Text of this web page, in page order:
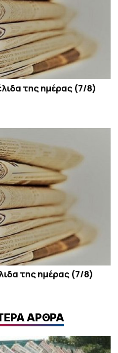
της ημέρας (7/8)
της ημέρας (7/8)
ΑΡΘΡΑ